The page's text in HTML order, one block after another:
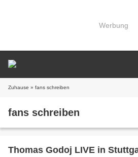
Werbung
Zuhause » fans schreiben
fans schreiben
Thomas Godoj LIVE in